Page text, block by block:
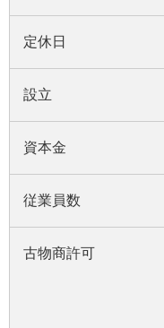
定休日
設立
資本金
従業員数
古物商許可